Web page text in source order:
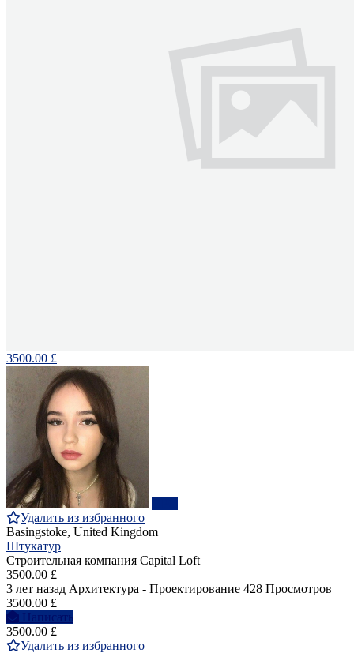
3500.00 £
Удалить из избранного
Basingstoke, United Kingdom
Штукатур
Строительная компания Capital Loft
3500.00 £
3 лет назад Архитектура - Проектирование 428 Просмотров
3500.00 £
Написать
3500.00 £
Удалить из избранного